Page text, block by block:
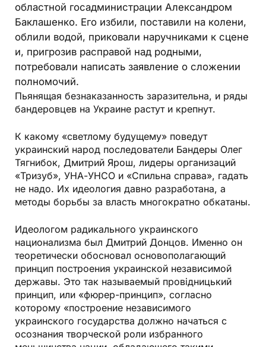
областной госадминистрации Александром
Баклашенко. Его избили, поставили на колени,
облили водой, приковали наручниками к сцене
и, пригрозив расправой над родными,
потребовали написать заявление о сложении
полномочий.
Пьянящая безнаказанность заразительна, и ряды
бандеровцев на Украине растут и крепнут.
К какому «светлому будущему» поведут
украинский народ последователи Бандеры Олег
Тягнибок, Дмитрий Ярош, лидеры организаций
«Тризуб», УНА-УНСО и «Спильна справа», гадать
не надо. Их идеология давно разработана, а
методы борьбы за власть многократно обкатаны.
Идеологом радикального украинского
национализма был Дмитрий Донцов. Именно он
теоретически обосновал основополагающий
принцип построения украинской независимой
державы. Это так называемый провiдницький
принцип, или «фюрер-принцип», согласно
которому «построение независимого
украинского государства должно начаться с
осознания творческой роли избранного